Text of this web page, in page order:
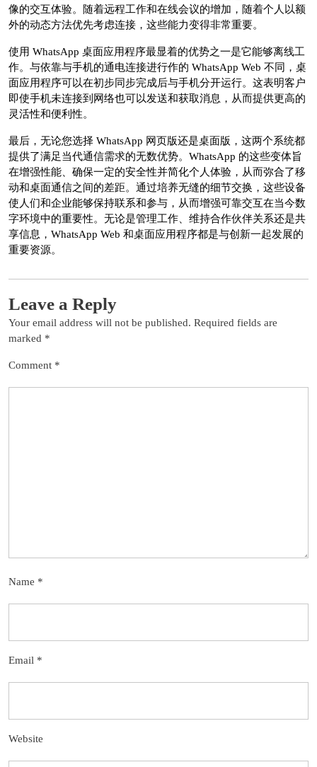
像的交互体验。随着远程工作和在线会议的增加，随着个人以额
外的动态方法优先考虑连接，这些能力变得非常重要。
使用 WhatsApp 桌面应用程序最显着的优势之一是它能够离线工
作。与依靠与手机的通电连接进行作的 WhatsApp Web 不同，桌
面应用程序可以在初步同步完成后与手机分开运行。这表明客户
即使手机未连接到网络也可以发送和获取消息，从而提供更高的
灵活性和便利性。
最后，无论您选择 WhatsApp 网页版还是桌面版，这两个系统都
提供了满足当代通信需求的无数优势。WhatsApp 的这些变体旨
在增强性能、确保一定的安全性并简化个人体验，从而弥合了移
动和桌面通信之间的差距。通过培养无缝的细节交换，这些设备
使人们和企业能够保持联系和参与，从而增强可靠交互在当今数
字环境中的重要性。无论是管理工作、维持合作伙伴关系还是共
享信息，WhatsApp Web 和桌面应用程序都是与创新一起发展的
重要资源。
Leave a Reply
Your email address will not be published. Required fields are
marked *
Comment *
Name *
Email *
Website